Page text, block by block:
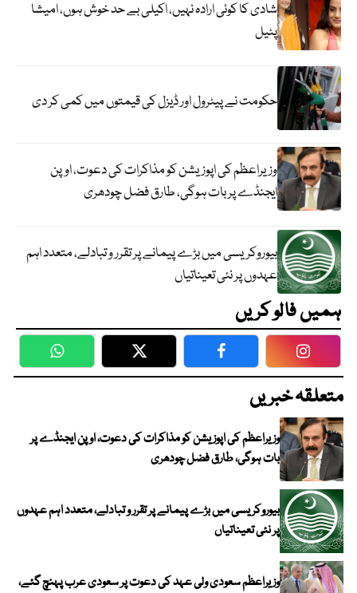
شادی کا کوئی ارادہ نہیں، اکیلی بے حد خوش ہوں، امیشا
پٹیل
حکومت نے پیٹرول اور ڈیزل کی قیمتوں میں کمی کر دی
وزیراعظم کی اپوزیشن کو مذاکرات کی دعوت، اوپن
ایجنڈے پر بات ہوگی، طارق فضل چودھری
بیوروکریسی میں بڑے پیمانے پر تقرر و تبادلے، متعدد اہم
عہدوں پر نئی تعیناتیاں
ہمیں فالو کریں
WhatsApp Twitter Facebook
متعلقہ خبریں
وزیراعظم کی اپوزیشن کو مذاکرات کی دعوت، اوپن ایجنڈے پر
بات ہوگی، طارق فضل چودھری
بیوروکریسی میں بڑے پیمانے پر تقرر و تبادلے، متعدد اہم عہدوں
پر نئی تعیناتیاں
وزیراعظم سعودی ولی عہد کی دعوت پر سعودی عرب پہنچ گئے،